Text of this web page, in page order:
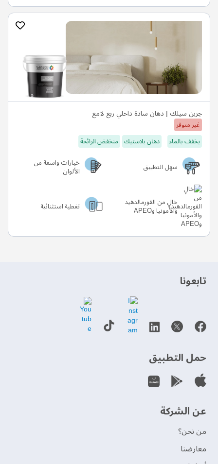
جرين سيلك | دهان سادة داخلي ربع لامع
غير متوفر
يخفف بالماء
دهان بلاستيك منخفض الرائحة
سهل التطبيق
خيارات واسعة من
الألوان
خالٍ من الفورمالدهيد
والأمونيا وAPEO تغطية استثنائية
‫تابعونا‬
حمل التطبيق
عن الشركة
من نحن؟
‫معارضنا‬